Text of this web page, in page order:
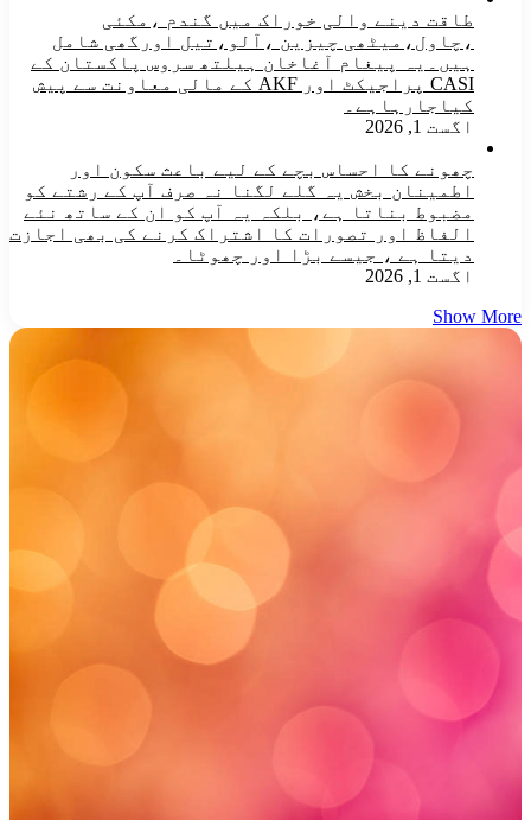
طاقت دینے والی خوراک میں گندم ،مکئی
،چاول،میٹھی چیزین ،آلو،تیل اورگھی شامل
ہیں۔یہ پیغام آغاخان ہیلتھ سروس پاکستان کے
CASI پراجیکٹ اور AKF کے مالی معاونت سے پیش
کیاجارہاہے۔
اگست 1, 2026
چھونے کا احساس بچے کے لیے باعث سکون اور
اطمینان بخش یہ گلے لگنا نہ صرف آپ کے رشتے کو
مضبوط بناتا ہے، بلکہ یہ آپ کو ان کے ساتھ نئے
الفاظ اور تصورات کا اشتراک کرنے کی بھی اجازت
دیتا ہے ، جیسے بڑا اور چھوٹا۔
اگست 1, 2026
Show More